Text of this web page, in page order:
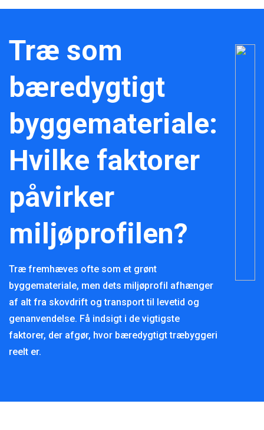
Træ som
bæredygtigt
byggemateriale:
Hvilke faktorer
påvirker
miljøprofilen?
Træ fremhæves ofte som et grønt
byggemateriale, men dets miljøprofil afhænger
af alt fra skovdrift og transport til levetid og
genanvendelse. Få indsigt i de vigtigste
faktorer, der afgør, hvor bæredygtigt træbyggeri
reelt er.